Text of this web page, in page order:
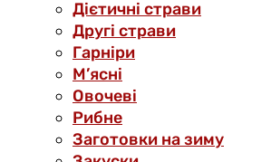
Дієтичні страви
Другі страви
Гарніри
М’ясні
Овочеві
Рибне
Заготовки на зиму